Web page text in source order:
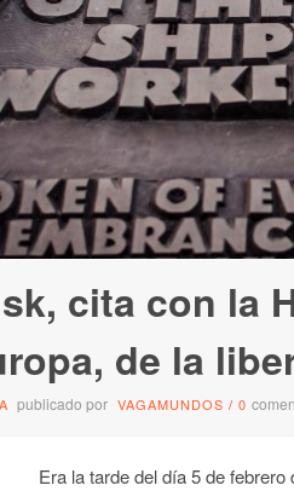
cita con la
de la
publicado por VAGAMUNDOS / 0
Era la tarde del día 5 de